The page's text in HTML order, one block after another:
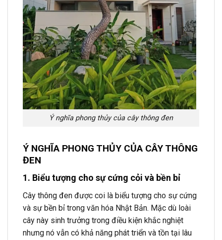
Ý nghĩa phong thủy của cây thông đen
Ý NGHĨA PHONG THỦY CỦA CÂY THÔNG
ĐEN
1. Biểu tượng cho sự cứng cỏi và bền bỉ
Cây thông đen được coi là biểu tượng cho sự cứng
và sự bền bỉ trong văn hóa Nhật Bản. Mặc dù loài
cây này sinh trưởng trong điều kiện khắc nghiệt
nhưng nó vẫn có khả năng phát triển và tồn tại lâu